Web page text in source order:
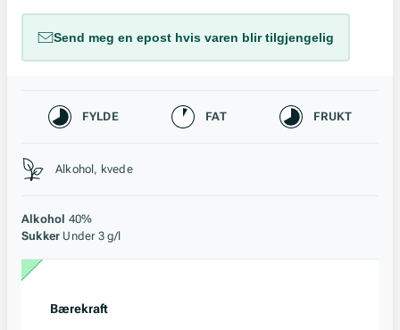
Send meg en epost hvis varen blir tilgjengelig
Karakteristikk
FYLDE FAT FRUKT
Stil, lagring og råstoff
Alkohol, kvede
Alkohol 40%
Sukker Under 3 g/l
Bærekraft